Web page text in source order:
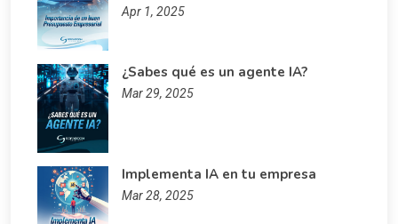
Apr 1, 2025
¿Sabes qué es un agente IA?
Mar 29, 2025
Implementa IA en tu empresa
Mar 28, 2025